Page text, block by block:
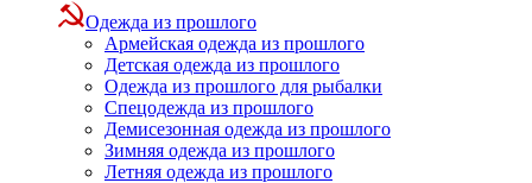
Одежда из прошлого
Армейская одежда из прошлого
Детская одежда из прошлого
Одежда из прошлого для рыбалки
Спецодежда из прошлого
Демисезонная одежда из прошлого
Зимняя одежда из прошлого
Летняя одежда из прошлого